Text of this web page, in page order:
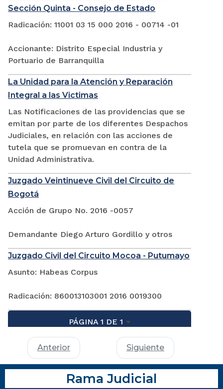
Sección Quinta - Consejo de Estado
Radicación: 11001 03 15 000 2016 - 00714 -01
Accionante: Distrito Especial Industria y
Portuario de Barranquilla
La Unidad para la Atención y Reparación
Integral a las Victimas
Las Notificaciones de las providencias que se
emitan por parte de los diferentes Despachos
Judiciales, en relación con las acciones de
tutela que se promuevan en contra de la
Unidad Administrativa.
Juzgado Veintinueve Civil del Circuito de
Bogotá
Acción de Grupo No. 2016 -0057
Demandante Diego Arturo Gordillo y otros
Juzgado Civil del Circuito Mocoa - Putumayo
Asunto: Habeas Corpus
Radicación: 860013103001 2016 0019300
PÁGINA 1 DE 1
Anterior Siguiente
Rama Judicial